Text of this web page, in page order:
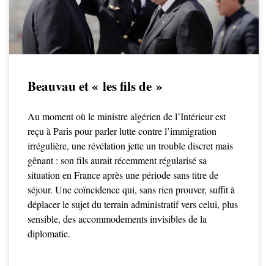
Beauvau et « les fils de »
Au moment où le ministre algérien de l’Intérieur est
reçu à Paris pour parler lutte contre l’immigration
irrégulière, une révélation jette un trouble discret mais
gênant : son fils aurait récemment régularisé sa
situation en France après une période sans titre de
séjour. Une coïncidence qui, sans rien prouver, suffit à
déplacer le sujet du terrain administratif vers celui, plus
sensible, des accommodements invisibles de la
diplomatie.